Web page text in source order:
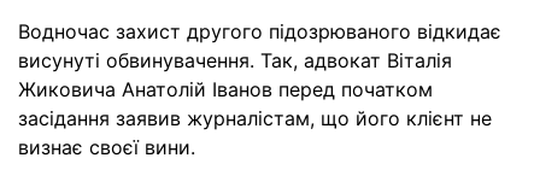
Водночас захист другого підозрюваного відкидає
висунуті обвинувачення. Так, адвокат Віталія
Жиковича Анатолій Іванов перед початком
засідання заявив журналістам, що його клієнт не
визнає своєї вини.